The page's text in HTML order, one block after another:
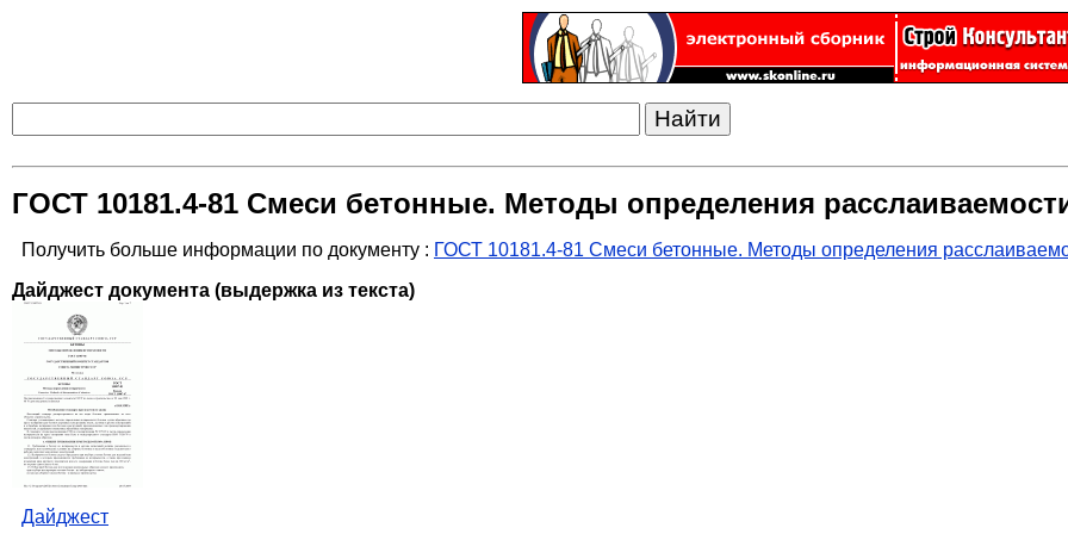
ГОСТ 10181.4-81 Смеси бетонные. Методы определения
Получить больше информации по документу : ГОСТ 10181.4-81 Смеси бетонные. Методы определения
Дайджест документа (выдержка из текста)
Дайджест